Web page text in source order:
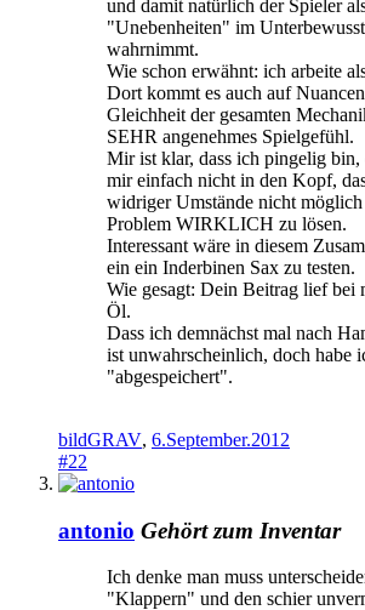
und damit natürlich der Spieler
"Unebenheiten" im
wahrnimmt.
Wie schon erwähnt: ich arbeite
Dort kommt es auch auf
Gleichheit der gesamten
SEHR angenehmes Spielgefühl.
Mir ist klar, dass ich pingelig
mir einfach nicht in den Kopf,
widriger Umstände nicht möglich
Problem WIRKLICH zu lösen.
Interessant wäre in diesem
ein ein Inderbinen Sax zu testen.
Wie gesagt: Dein Beitrag lief bei
Öl.
Dass ich demnächst mal nach
ist unwahrscheinlich, doch habe
"abgespeichert".
bildGRAV, 6.September.2012
#22
antonio Gehört zum Inventar
Ich denke man muss
"Klappern" und den schier